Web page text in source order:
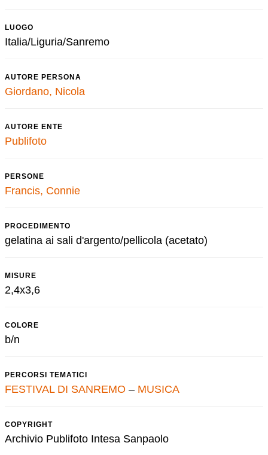
LUOGO
Italia/Liguria/Sanremo
AUTORE PERSONA
Giordano, Nicola
AUTORE ENTE
Publifoto
PERSONE
Francis, Connie
PROCEDIMENTO
gelatina ai sali d'argento/pellicola (acetato)
MISURE
2,4x3,6
COLORE
b/n
PERCORSI TEMATICI
FESTIVAL DI SANREMO – MUSICA
COPYRIGHT
Archivio Publifoto Intesa Sanpaolo